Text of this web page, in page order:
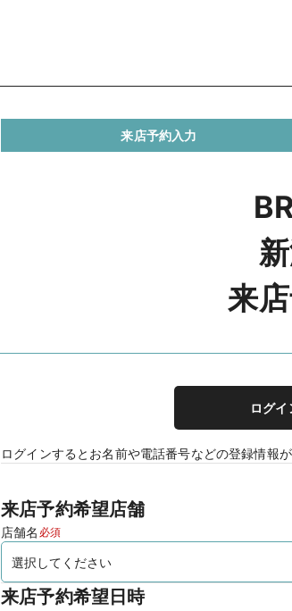
来店予約入力
来
ログ
ログインするとお名前や電話番号などの登録情報
来店予約希望店舗
店舗名 必須
来店予約希望日時